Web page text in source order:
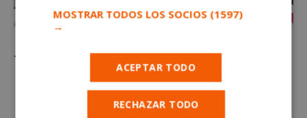
Te ofrecemos:
MOSTRAR TODOS LOS SOCIOS (1597)
→
ACEPTAR TODO
RECHAZAR TODO